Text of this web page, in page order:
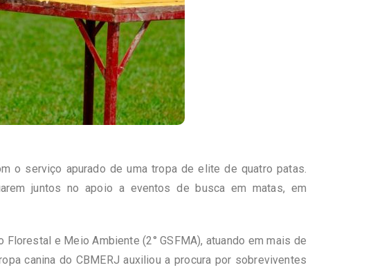
o serviço apurado de uma tropa de elite de quatro patas.
juntos no apoio a eventos de busca em matas, em
e Meio Ambiente (2° GSFMA), atuando em mais de
canina do CBMERJ auxiliou a procura por sobreviventes